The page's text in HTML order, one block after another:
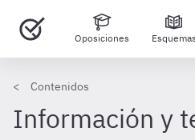
Oposiciones Esquemas
Contenidos
Información y